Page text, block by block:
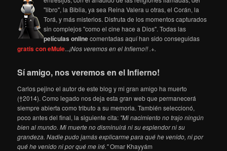
"libro", la Biblia, ya sea Reina Valera u otras, el Corán, la
Torá, y más misterios. Disfruta de los momentos capturados
sin complejos "como el cine hace a Dios". Todas las
películas onlinecomentadas aquí han sido conseguidas
gratis con eMule...¡Nos veremos en el Infierno!! .+.
Sí amigo, nos veremos en el Infierno!
Carlos pejino el autor de este blog y mi gran amigo ha muerto
(†2014). Como legado nos deja esta gran web que permanecerá
siempre abierta como tributo a su memoria. También seleccionó,
poco antes del final, la siguiente cita: "Mi nacimiento no trajo ningún
bien al mundo. Mi muerte no disminuirá ni su esplendor ni su
grandeza. Nadie pudo jamás explicarme para qué he venido, ni por
qué he venido ni por qué me iré."Omar Khayyám